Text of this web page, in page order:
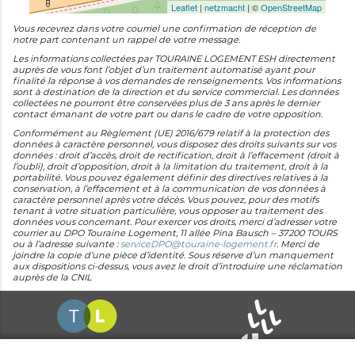
Leaflet |netzmacht | ©OpenStreetMap
Vous recevrez dans votre courriel une confirmation de réception de
notre part contenant un rappel de votre message.
Les informations collectées par TOURAINE LOGEMENT ESH directement
auprès de vous font l’objet d’un traitement automatisé ayant pour
finalité la réponse à vos demandes de renseignements. Vos informations
sont à destination de la direction et du service commercial. Les données
collectées ne pourront être conservées plus de 3 ans après le dernier
contact émanant de votre part ou dans le cadre de votre opposition.
Conformément au Règlement (UE) 2016/679 relatif à la protection des
données à caractère personnel, vous disposez des droits suivants sur vos
données : droit d’accès, droit de rectification, droit à l’effacement (droit à
l’oubli), droit d’opposition, droit à la limitation du traitement, droit à la
portabilité. Vous pouvez également définir des directives relatives à la
conservation, à l’effacement et à la communication de vos données à
caractère personnel après votre décès. Vous pouvez, pour des motifs
tenant à votre situation particulière, vous opposer au traitement des
données vous concernant. Pour exercer vos droits, merci d’adresser votre
courrier au DPO Touraine Logement, 11 allée Pina Bausch – 37200 TOURS
ou à l’adresse suivante :serviceDPO@touraine-logement.fr. Merci de
joindre la copie d’une pièce d’identité. Sous réserve d’un manquement
aux dispositions ci-dessus, vous avez le droit d’introduire une réclamation
auprès de la CNIL